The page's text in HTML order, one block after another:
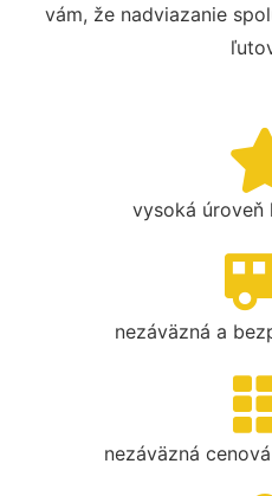
vám, že nadviazanie
vysoká úroveň
nezáväzná a
nezáväzná